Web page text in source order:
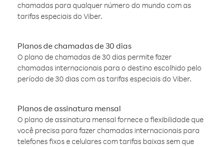
chamadas para qualquer número do mundo com as
tarifas especiais do Viber.
Planos de chamadas de 30 dias
O plano de chamadas de 30 dias permite fazer
chamadas internacionais para o destino escolhido pelo
período de 30 dias com as tarifas especiais do Viber.
Planos de assinatura mensal
O plano de assinatura mensal fornece a flexibilidade que
você precisa para fazer chamadas internacionais para
telefones fixos e celulares com tarifas baixas sem que